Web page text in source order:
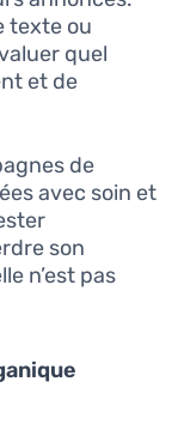
texte ou
quel
et de
de
avec soin et
son
n’est pas